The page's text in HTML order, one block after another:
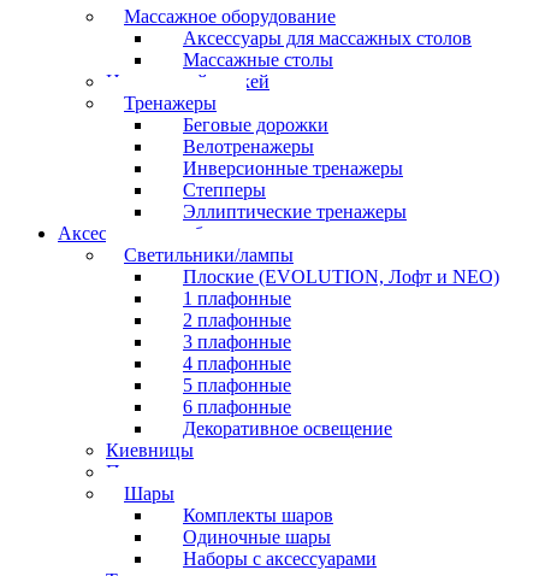
Массажное оборудование
Аксессуары для массажных столов
Массажные столы
Настольный хоккей
Тренажеры
Беговые дорожки
Велотренажеры
Инверсионные тренажеры
Степперы
Эллиптические тренажеры
Аксессуары для бильярда
Светильники/лампы
Плоские (EVOLUTION, Лофт и NEO)
1 плафонные
2 плафонные
3 плафонные
4 плафонные
5 плафонные
6 плафонные
Декоративное освещение
Киевницы
Полочки
Шары
Комплекты шаров
Одиночные шары
Наборы с аксессуарами